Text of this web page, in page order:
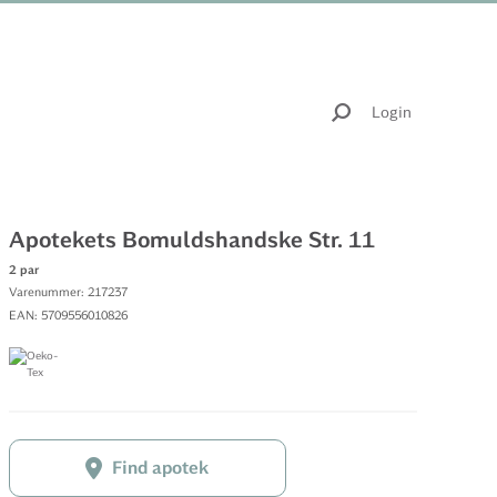
Login
Apotekets Bomuldshandske Str. 11
2 par
Varenummer: 217237
EAN: 5709556010826
Find apotek